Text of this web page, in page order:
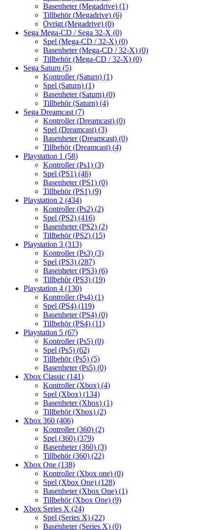
Basenheter (Megadrive) (1)
Tillbehör (Megadrive) (6)
Övrigt (Megadrive) (0)
Sega Mega-CD / Sega 32-X (0)
Spel (Mega-CD / 32-X) (0)
Basenheter (Mega-CD / 32-X) (0)
Tillbehör (Mega-CD / 32-X) (0)
Sega Saturn (5)
Kontroller (Saturn) (1)
Spel (Saturn) (1)
Basenheter (Saturn) (0)
Tillbehör (Saturn) (4)
Sega Dreamcast (7)
Kontroller (Dreamcast) (0)
Spel (Dreamcast) (3)
Basenheter (Dreamcast) (0)
Tillbehör (Dreamcast) (4)
Playstation 1 (58)
Kontroller (Ps1) (3)
Spel (PS1) (46)
Basenheter (PS1) (0)
Tillbehör (PS1) (9)
Playstation 2 (434)
Kontroller (Ps2) (2)
Spel (PS2) (416)
Basenheter (PS2) (2)
Tillbehör (PS2) (15)
Playstation 3 (313)
Kontroller (Ps3) (3)
Spel (PS3) (287)
Basenheter (PS3) (6)
Tillbehör (PS3) (19)
Playstation 4 (130)
Kontroller (Ps4) (1)
Spel (PS4) (119)
Basenheter (PS4) (0)
Tillbehör (PS4) (11)
Playstation 5 (67)
Kontroller (Ps5) (0)
Spel (Ps5) (62)
Tillbehör (Ps5) (5)
Basenheter (Ps5) (0)
Xbox Classic (141)
Kontroller (Xbox) (4)
Spel (Xbox) (134)
Basenheter (Xbox) (1)
Tillbehör (Xbox) (2)
Xbox 360 (406)
Kontroller (360) (2)
Spel (360) (379)
Basenheter (360) (3)
Tillbehör (360) (22)
Xbox One (138)
Kontroller (Xbox one) (0)
Spel (Xbox One) (128)
Basenheter (Xbox One) (1)
Tillbehör (Xbox One) (9)
Xbox Series X (24)
Spel (Series X) (22)
Basenheter (Series X) (0)